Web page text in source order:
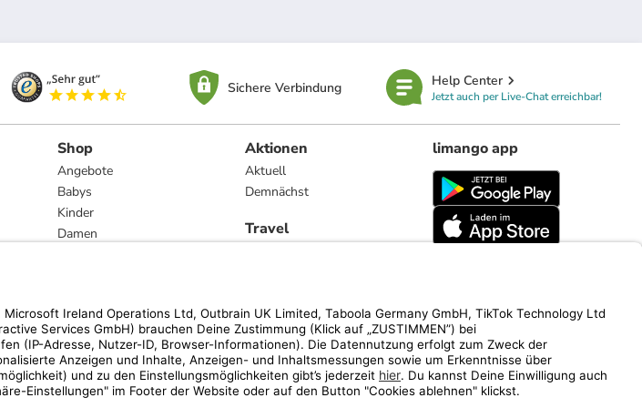
Sichere Verbindung Help Center
Jetzt auch per Live-Chat erreichbar!
Shop
Angebote
Babys
Kinder
Damen
Marken
Aktionen
Aktuell
Demnächst
Travel
limango app
limango.nl limango.pl